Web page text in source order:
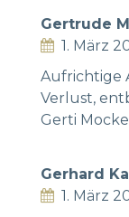
Gertrude
1. März
Aufrichtige
Verlust,
Gerti
Gerhard
1. März